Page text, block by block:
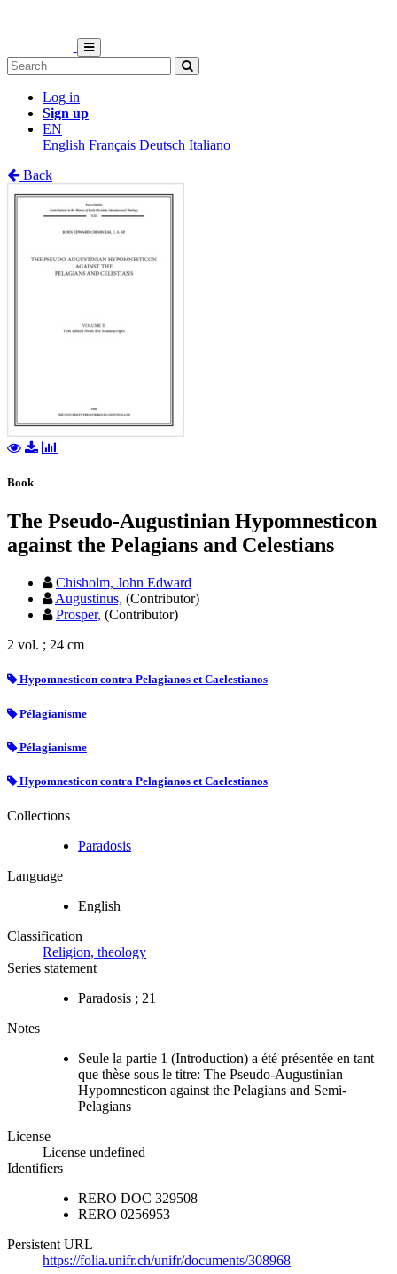
Log in
Sign up
EN
English Français Deutsch Italiano
Back
Book
The Pseudo-Augustinian Hypomnesticon
against the Pelagians and Celestians
Chisholm, John Edward
Augustinus, (Contributor)
Prosper, (Contributor)
2 vol. ; 24 cm
Hypomnesticon contra Pelagianos et Caelestianos
Pélagianisme
Pélagianisme
Hypomnesticon contra Pelagianos et Caelestianos
Collections
Paradosis
Language
English
Classification
Religion, theology
Series statement
Paradosis ; 21
Notes
Seule la partie 1 (Introduction) a été présentée en tant
que thèse sous le titre: The Pseudo-Augustinian
Hypomnesticon against the Pelagians and Semi-
Pelagians
License
License undefined
Identifiers
RERO DOC 329508
RERO 0256953
Persistent URL
https://folia.unifr.ch/unifr/documents/308968